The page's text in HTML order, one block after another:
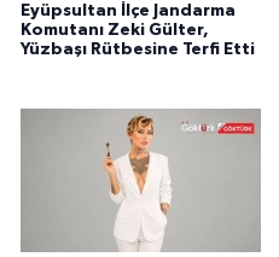
Eyüpsultan İlçe Jandarma
Komutanı Zeki Gülter,
Yüzbaşı Rütbesine Terfi Etti